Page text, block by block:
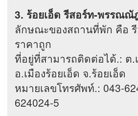
3. ร้อยเอ็ด รีสอร์ท-พรรณณั
ลักษณะของสถานที่พัก คือ รี
ราคาถูก
ที่อยู่ที่สามารถติดต่อได้.: ต.
อ.เมืองร้อยเอ็ด จ.ร้อยเอ็ด
หมายเลขโทรศัพท์.: 043-
624024-5